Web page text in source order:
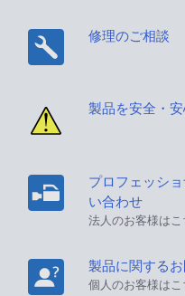
修理のご相談
製品を安全・
プロフェッシ
い合わせ
法人のお客様はこ
製品に関する
個人のお客様はこ